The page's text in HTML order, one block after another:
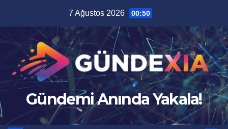
content
7 Ağustos 2026 00:50
Gündemi Anında Yakala!